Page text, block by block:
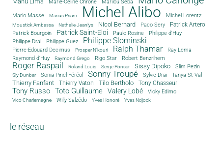
Marie-Céline Chroné Marilou Séba
Mario Masse Marius Priam Michel Alibo Michel Lorentz
Moustick Ambassa Nathalie Jeanlys Nicol Bernard Paco Sery
Patrick Artero
Patrick Bourgoin
Patrick Saint-Eloi Paulo Rosine
Philippe d'Huy
Philippe Drai
Philippe Guez Philippe Slominski
Pierre-Edouard Decimus Prosper N'kouri Ralph Thamar
Ray Lema
Raymond d'Huy
Raymond Grego Rigo Star Robert Benzrihem
Roger Raspail Roland Louis Serge Ponsar Sissy Dipoko Slim Pezin
Sly Dunbar Sonia Pinel-Féréol Sonny Troupé Sylvie Drai Tanya St-Val
Thierry Fanfant Thierry Vaton Tilo Bertholo Tony Chasseur
Tony Russo Toto Guillaume Valery Lobé Vicky Edimo
Vico Charlemagne Willy Salzédo Yves Honoré Yves Ndjock
le réseau